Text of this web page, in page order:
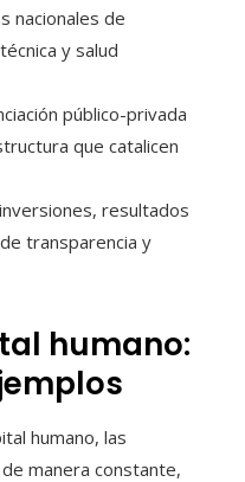
nacionales de
y salud
público-privada
que catalicen
resultados
transparencia y
humano:
humano, las
manera constante,